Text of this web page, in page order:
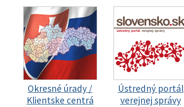
Okresné úrady /
Klientske centrá
Ústredný portál
verejnej správy